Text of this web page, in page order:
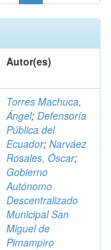
Autor(es)
Torres Machuca,
Ángel; Defensoría
Pública del
Ecuador; Narváez
Rosales, Óscar;
Gobierno
Autónomo
Descentralizado
Municipal San
Miguel de
Pimampiro